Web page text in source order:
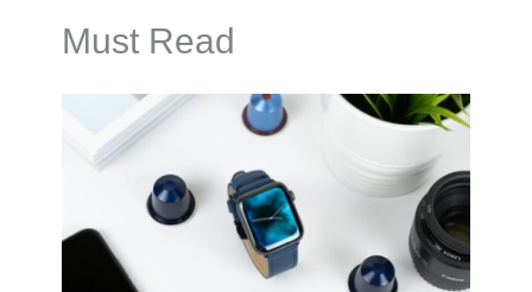
Must Read